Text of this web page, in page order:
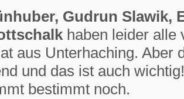
Gudrun Slawik,
haben leider alle
aus Unterhaching. Aber
und das ist auch
bestimmt noch.